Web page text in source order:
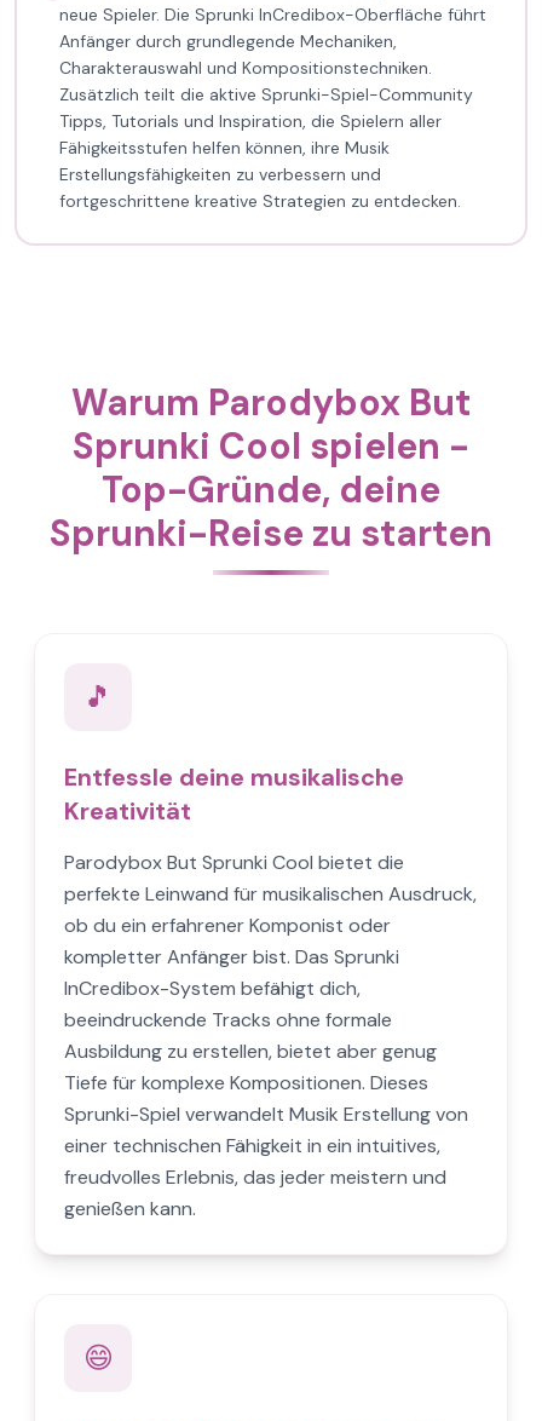
neue Spieler. Die Sprunki InCredibox-Oberfläche führt
Anfänger durch grundlegende Mechaniken,
Charakterauswahl und Kompositionstechniken.
Zusätzlich teilt die aktive Sprunki-Spiel-Community
Tipps, Tutorials und Inspiration, die Spielern aller
Fähigkeitsstufen helfen können, ihre Musik
Erstellungsfähigkeiten zu verbessern und
fortgeschrittene kreative Strategien zu entdecken.
Warum Parodybox But
Sprunki Cool spielen -
Top-Gründe, deine
Sprunki-Reise zu starten
🎵
Entfessle deine musikalische
Kreativität
Parodybox But Sprunki Cool bietet die
perfekte Leinwand für musikalischen Ausdruck,
ob du ein erfahrener Komponist oder
kompletter Anfänger bist. Das Sprunki
InCredibox-System befähigt dich,
beeindruckende Tracks ohne formale
Ausbildung zu erstellen, bietet aber genug
Tiefe für komplexe Kompositionen. Dieses
Sprunki-Spiel verwandelt Musik Erstellung von
einer technischen Fähigkeit in ein intuitives,
freudvolles Erlebnis, das jeder meistern und
genießen kann.
😄